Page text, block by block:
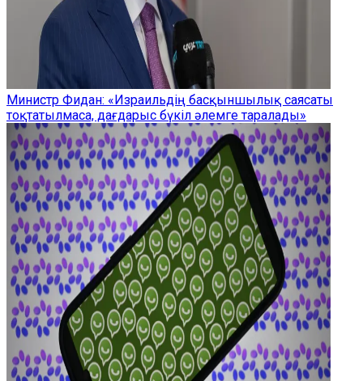
Министр Фидан: «Израильдің басқыншылық саясаты
тоқтатылмаса, дағдарыс бүкіл әлемге таралады»